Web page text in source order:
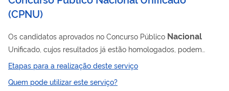
(CPNU)
Os candidatos aprovados no Concurso Público Nacional
Unificado, cujos resultados já estão homologados, podem
imprimir declaração com a situação de sua aprovação no
certame, incluindo cargo(s) e orção(s) para o(s) qual(is) foi
aprovado, mesmo no caso de lista de espera, com informações
Etapas para a realização deste serviço
Quem pode utilizar este serviço?